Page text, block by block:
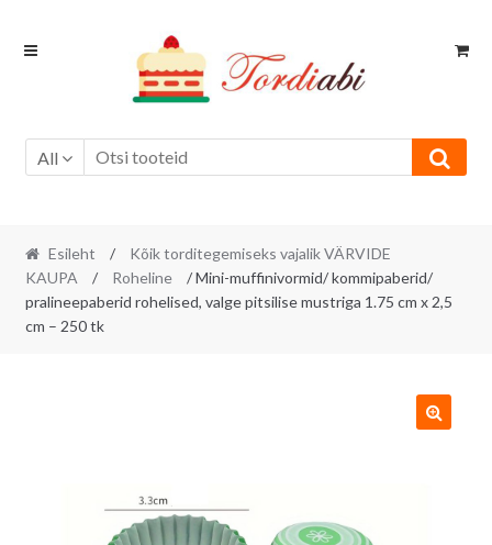
Skip
Skip
All
Esileht /
Kõik torditegemiseks vajalik VÄRVIDE
KAUPA
/ Roheline
/ Mini-muffinivormid/ kommipaberid/
pralineepaberid rohelised, valge pitsilise mustriga 1.75 cm x 2,5
cm – 250 tk